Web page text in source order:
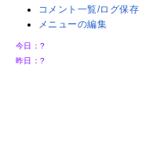
コメント一覧/ログ保存
メニューの編集
今日：?
昨日：?